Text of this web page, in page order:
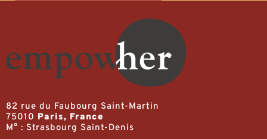
82 rue du Faubourg Saint-Martin
75010 Paris, France
M° : Strasbourg Saint-Denis